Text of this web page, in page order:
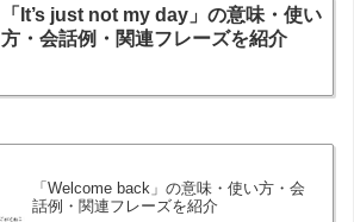
「It’s just not my day」の意味・使い
方・会話例・関連フレーズを紹介
「Welcome back」の意味・使い方・会
話例・関連フレーズを紹介